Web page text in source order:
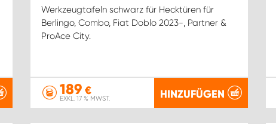
Werkzeugtafeln schwarz für Hecktüren für
Berlingo, Combo, Fiat Doblo 2023-, Partner &
ProAce City.
189€
EXKL. 17 % MWST. HINZUFÜGEN